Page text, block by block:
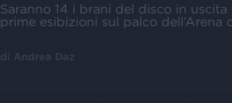
Saranno 14 i brani del disco in
prime esibizioni sul palco dell’Arena
di Andrea Daz